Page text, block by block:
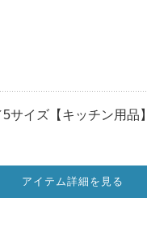
サイズ【キッチン用品】
アイテム詳細を見る